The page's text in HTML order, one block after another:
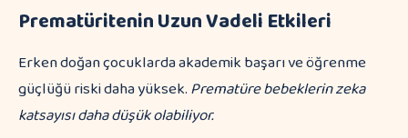
Prematüritenin Uzun Vadeli Etkileri
Erken doğan çocuklarda akademik başarı ve öğrenme
güçlüğü riski daha yüksek.Prematüre bebeklerin zeka
katsayısı daha düşük olabiliyor.